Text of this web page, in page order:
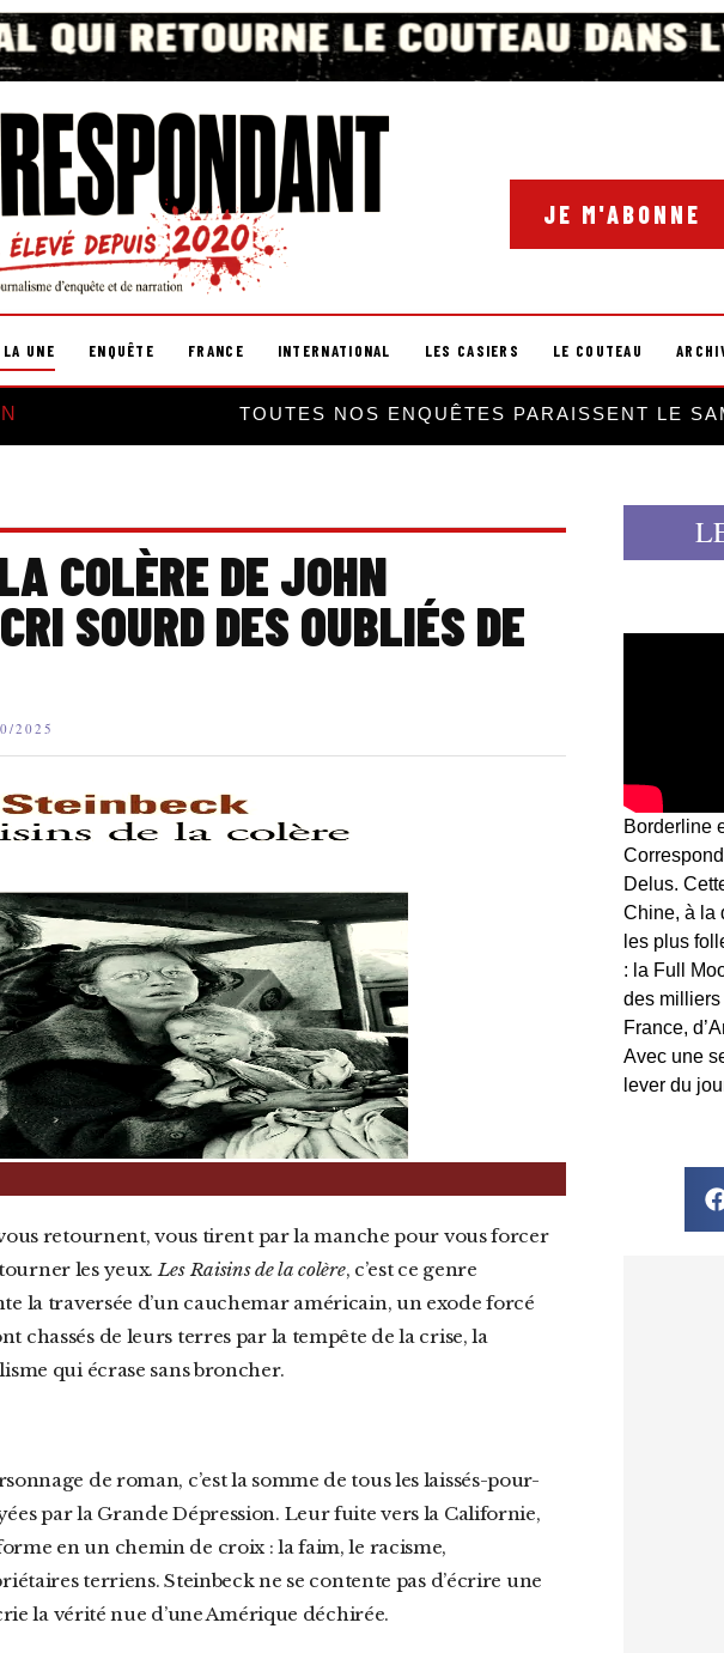
JE M'ABONNE
LA UNE ENQUÊTE FRANCE INTERNATIONAL LES CASIERS LE COUTEAU
TOUTES NOS ENQUÊTES PARAISSENT LE
COLÈRE DE JOHN
SOURD DES OUBLIÉS DE
2025
les yeux.Les Raisins de la colère, c’est ce genre
la traversée d’un cauchemar américain, un exode forcé
chassés de leurs terres par la tempête de la crise, la
qui écrase sans broncher.
par la Grande Dépression. Leur fuite vers la Californie,
en un chemin de croix : la faim, le racisme,
terriens. Steinbeck ne se contente pas d’écrire une
la vérité nue d’une Amérique déchirée.
Borderline
Delus.
Chine, à la
les plus
: la Full
des milliers
France,
Avec une
lever du